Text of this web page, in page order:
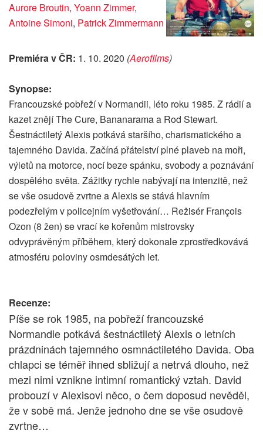
Aurore Broutin, Yoann Zimmer,
Antoine Simoni, Patrick Zimmermann
Premiéra v ČR: 1. 10. 2020 (Aerofilms)
Synopse:
Francouzské pobřeží v Normandii, léto roku 1985. Z rádií a
kazet znějí The Cure, Bananarama a Rod Stewart.
Šestnáctiletý Alexis potkává staršího, charismatického a
tajemného Davida. Začíná přátelství plné plaveb na moři,
výletů na motorce, nocí beze spánku, svobody a poznávání
dospělého světa. Zážitky rychle nabývají na intenzitě, než
se vše osudově zvrtne a Alexis se stává hlavním
podezřelým v policejním vyšetřování… Režisér François
Ozon (8 žen) se vrací ke kořenům mistrovsky
odvyprávěným příběhem, který dokonale zprostředkovává
atmosféru poloviny osmdesátých let.
Recenze:
Píše se rok 1985, na pobřeží francouzské
Normandie potkává šestnáctiletý Alexis o letních
prázdninách tajemného osmnáctiletého Davida. Oba
chlapci se téměř ihned sbližují a netrvá dlouho, než
mezi nimi vznikne intimní romantický vztah. David
probouzí v Alexisovi něco, o čem doposud nevěděl,
že v sobě má. Jenže jednoho dne se vše osudově
zvrtne…